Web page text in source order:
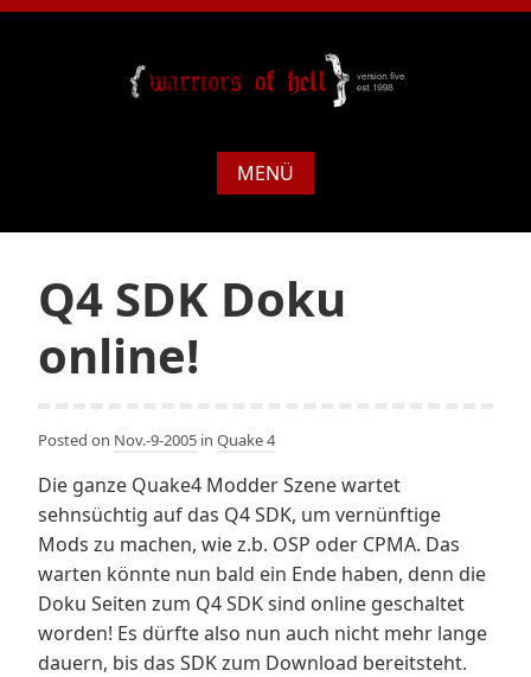
MENÜ
Q4 SDK Doku
online!
Posted on Nov.-9-2005 in Quake 4
Die ganze Quake4 Modder Szene wartet
sehnsüchtig auf das Q4 SDK, um vernünftige
Mods zu machen, wie z.b. OSP oder CPMA. Das
warten könnte nun bald ein Ende haben, denn die
Doku Seiten zum Q4 SDK sind online geschaltet
worden! Es dürfte also nun auch nicht mehr lange
dauern, bis das SDK zum Download bereitsteht.